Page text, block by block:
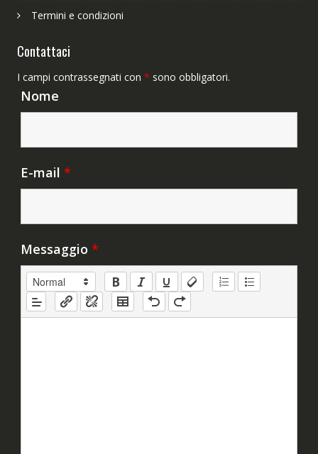
Termini e condizioni
Contattaci
I campi contrassegnati con * sono obbligatori.
Nome
E-mail *
Messaggio *